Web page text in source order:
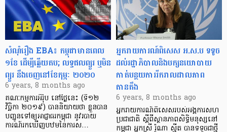
សំណុំរឿង EBA៖ កម្ពុជាមានពេល​
១ខែ ដើម្បី​ឆ្លើយតប; លទ្ធផលព្យួរ ឬ​មិន
ព្យួរ នឹង​​ចេញ​នៅខែ​កុម្ភៈ ២០២០
6 years, 8 months ago
គណៈកម្មការ​អឺរ៉ុប នៅថ្ងៃនេះ (ទី១២
វិច្ឆិកា ២០១៩) បាន​និយាយថា ខ្លួន​បាន​​
បញ្ជូន​ទៅឲ្យ​អាជ្ញាធរ​កម្ពុជា នូវ​របាយ
ការណ៍រកឃើញ​បឋម​នៃ​ការស…
អ្នក​រាយការណ៍​ពិសេស អ.ស.ប ទទូច​
ដល់​រដ្ឋាភិបាល​និង​បក្ស​នយោបាយ
កាត់​បន្ថយ​ការ​រីករាល​ដាល​ភាព​
តានតឹង
6 years, 8 months ago
អ្នករាយការណ៍​ពិសេសរបស់​អង្គការ​សហ
ប្រជាជាតិ ​ស្តីពី​ស្ថានភាព​សិទ្ធិ​មនុស្ស​នៅ​​
កម្ពុជា អ្នកស្រី រ៉ូណា ស្មីត បាន​ទទូច​ជាថ្មី​